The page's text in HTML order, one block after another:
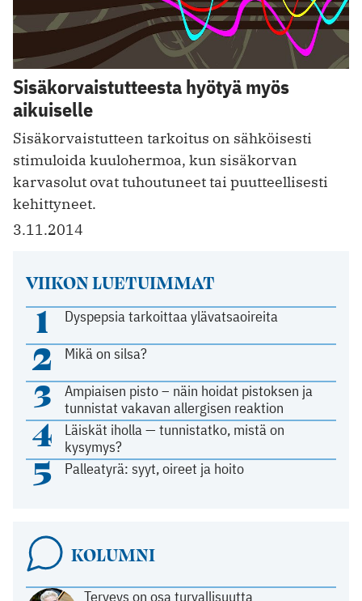
Sisäkorvaistutteesta hyötyä myös
aikuiselle
Sisäkorvaistutteen tarkoitus on sähköisesti
stimuloida kuulohermoa, kun sisäkorvan
karvasolut ovat tuhoutuneet tai puutteellisesti
kehittyneet.
3.11.2014
VIIKON LUETUIMMAT
1 Dyspepsia tarkoittaa ylävatsaoireita
2 Mikä on silsa?
3
Ampiaisen pisto – näin hoidat pistoksen ja
tunnistat vakavan allergisen reaktion
4
Läiskät iholla — tunnistatko, mistä on
kysymys?
5 Palleatyrä: syyt, oireet ja hoito
KOLUMNI
Terveys on osa turvallisuutta